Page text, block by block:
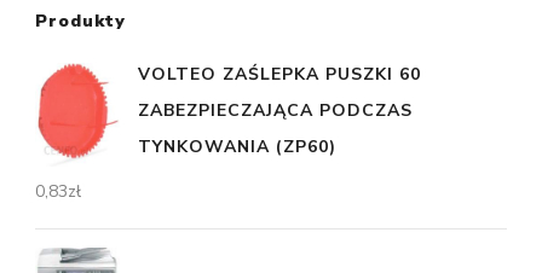
Produkty
VOLTEO ZAŚLEPKA PUSZKI 60
ZABEZPIECZAJĄCA PODCZAS
TYNKOWANIA (ZP60)
0,83zł